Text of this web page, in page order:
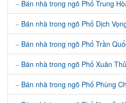
Bán nhà trong ngõ Phố Trung
Bán nhà trong ngõ Phố Dịch
Bán nhà trong ngõ Phố Trần
Bán nhà trong ngõ Phố Xuân
Bán nhà trong ngõ Phố Phùng